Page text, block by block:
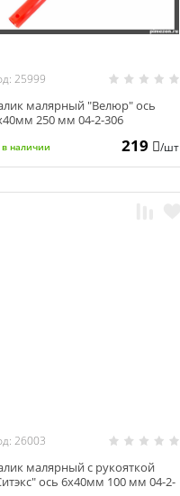
25999
малярный "Велюр" ось
250 мм 04-2-306
в наличии 219 /шт
26003
малярный с рукояткой
ось 6х40мм 100 мм 04-2-